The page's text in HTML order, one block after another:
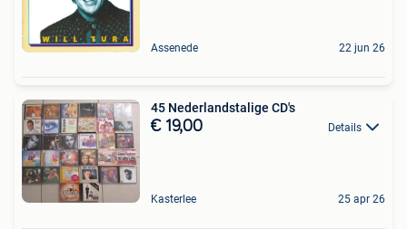
Assenede 22 jun 26
45 Nederlandstalige CD's
€ 19,00 Details
Kasterlee 25 apr 26